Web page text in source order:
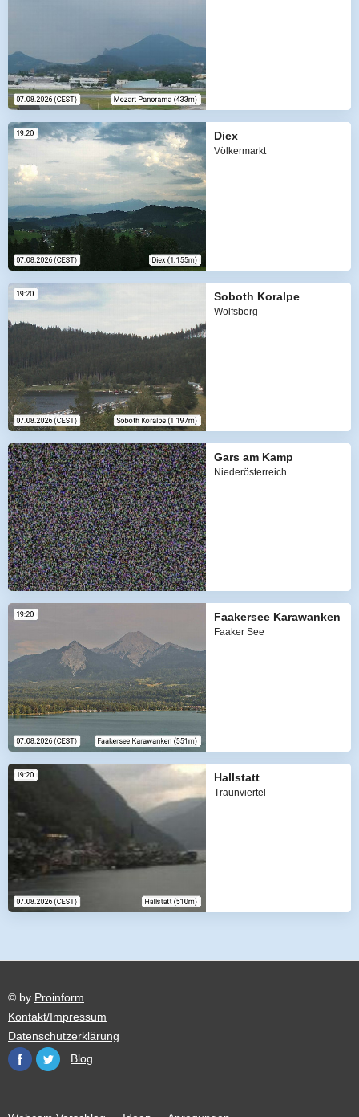
Diex
Völkermarkt
Soboth Koralpe
Wolfsberg
Gars am Kamp
Niederösterreich
Faakersee Karawanken
Faaker See
Hallstatt
Traunviertel
© by Proinform
Kontakt/Impressum
Datenschutzerklärung
Blog